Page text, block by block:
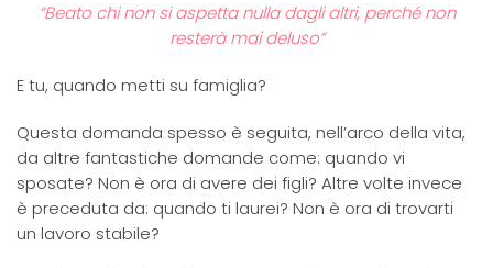
“Beato chi non si aspetta nulla dagli altri, perché non
resterà mai deluso”
E tu, quando metti su famiglia?
Questa domanda spesso è seguita, nell’arco della vita,
da altre fantastiche domande come: quando vi
sposate? Non è ora di avere dei figli? Altre volte invece
è preceduta da: quando ti laurei? Non è ora di trovarti
un lavoro stabile?